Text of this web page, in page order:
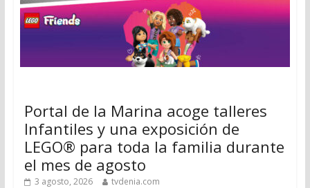
Portal de la Marina acoge talleres
Infantiles y una exposición de
LEGO® para toda la familia durante
el mes de agosto
3 agosto, 2026 tvdenia.com